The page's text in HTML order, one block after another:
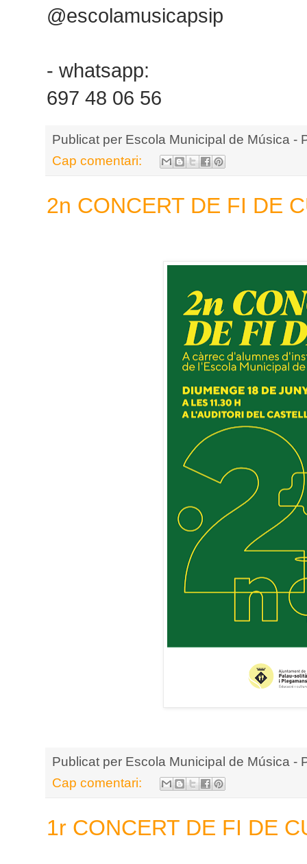
@escolamusicapsip
- whatsapp:
697 48 06 56
Publicat per Escola Municipal de Música -
Cap comentari:
2n CONCERT DE FI DE
Publicat per Escola Municipal de Música -
Cap comentari:
1r CONCERT DE FI DE